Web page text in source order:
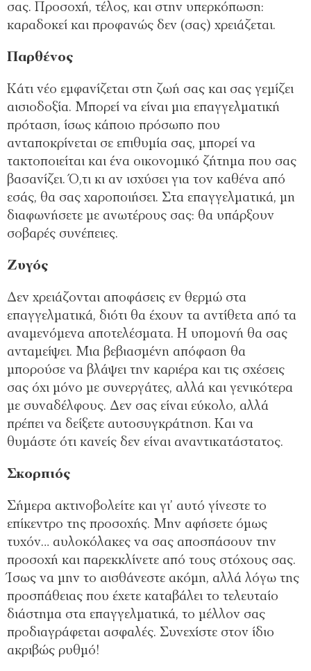
σας. Προσοχή, τέλος, και στην υπερκόπωση:
καραδοκεί και προφανώς δεν (σας) χρειάζεται.
Παρθένος
Κάτι νέο εμφανίζεται στη ζωή σας και σας γεμίζει
αισιοδοξία. Μπορεί να είναι μια επαγγελματική
πρόταση, ίσως κάποιο πρόσωπο που
ανταποκρίνεται σε επιθυμία σας, μπορεί να
τακτοποιείται και ένα οικονομικό ζήτημα που σας
βασανίζει. Ό,τι κι αν ισχύσει για τον καθένα από
εσάς, θα σας χαροποιήσει. Στα επαγγελματικά, μη
διαφωνήσετε με ανωτέρους σας: θα υπάρξουν
σοβαρές συνέπειες.
Ζυγός
Δεν χρειάζονται αποφάσεις εν θερμώ στα
επαγγελματικά, διότι θα έχουν τα αντίθετα από τα
αναμενόμενα αποτελέσματα. Η υπομονή θα σας
ανταμείψει. Μια βεβιασμένη απόφαση θα
μπορούσε να βλάψει την καριέρα και τις σχέσεις
σας όχι μόνο με συνεργάτες, αλλά και γενικότερα
με συναδέλφους. Δεν σας είναι εύκολο, αλλά
πρέπει να δείξετε αυτοσυγκράτηση. Και να
θυμάστε ότι κανείς δεν είναι αναντικατάστατος.
Σκορπιός
Σήμερα ακτινοβολείτε και γι’ αυτό γίνεστε το
επίκεντρο της προσοχής. Μην αφήσετε όμως
τυχόν… αυλοκόλακες να σας αποσπάσουν την
προσοχή και παρεκκλίνετε από τους στόχους σας.
Ίσως να μην το αισθάνεστε ακόμη, αλλά λόγω της
προσπάθειας που έχετε καταβάλει το τελευταίο
διάστημα στα επαγγελματικά, το μέλλον σας
προδιαγράφεται ασφαλές. Συνεχίστε στον ίδιο
ακριβώς ρυθμό!